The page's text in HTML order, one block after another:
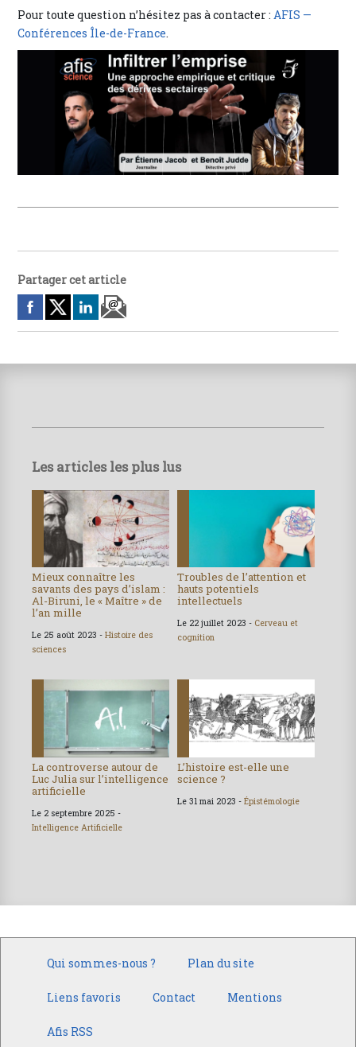
Pour toute question n’hésitez pas à contacter :AFIS —
Conférences Île-de-France.
Partager cet article
Les articles les plus lus
Mieux connaître les
savants des pays d’islam :
Al-Biruni, le « Maître » de
l’an mille
Le 25 août 2023 - Histoire des
sciences
Troubles de l’attention et
hauts potentiels
intellectuels
Le 22 juillet 2023 - Cerveau et
cognition
La controverse autour de
Luc Julia sur l’intelligence
artificielle
Le 2 septembre 2025 -
Intelligence Artificielle
L’histoire est-elle une
science ?
Le 31 mai 2023 - Épistémologie
Qui sommes-nous ? Plan du site
Liens favoris Contact Mentions
Afis RSS